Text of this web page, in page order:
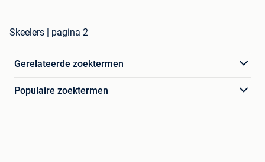
Skeelers | pagina 2
Gerelateerde zoektermen
Populaire zoektermen